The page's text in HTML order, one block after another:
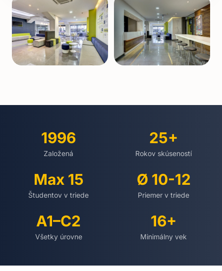
1996
Založená
25+
Rokov skúseností
Max 15
Študentov v triede
Ø 10-12
Priemer v triede
A1–C2
Všetky úrovne
16+
Minimálny vek